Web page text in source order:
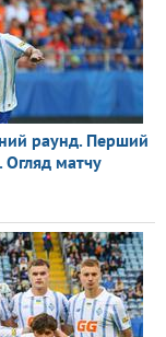
раунд. Перший
матчу